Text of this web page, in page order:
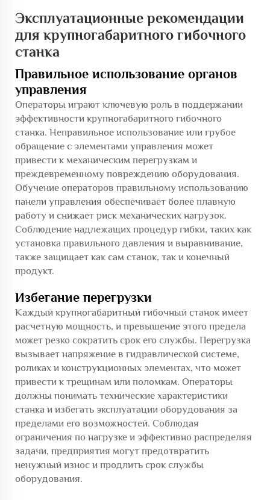
Эксплуатационные рекомендации
для крупногабаритного гибочного
станка
Правильное использование органов
управления
Операторы играют ключевую роль в поддержании
эффективности крупногабаритного гибочного
станка. Неправильное использование или грубое
обращение с элементами управления может
привести к механическим перегрузкам и
преждевременному повреждению оборудования.
Обучение операторов правильному использованию
панели управления обеспечивает более плавную
работу и снижает риск механических нагрузок.
Соблюдение надлежащих процедур гибки, таких как
установка правильного давления и выравнивание,
также защищает как сам станок, так и конечный
продукт.
Избегание перегрузки
Каждый крупногабаритный гибочный станок имеет
расчетную мощность, и превышение этого предела
может резко сократить срок его службы. Перегрузка
вызывает напряжение в гидравлической системе,
роликах и конструкционных элементах, что может
привести к трещинам или поломкам. Операторы
должны понимать технические характеристики
станка и избегать эксплуатации оборудования за
пределами его возможностей. Соблюдая
ограничения по нагрузке и эффективно распределяя
задачи, предприятия могут предотвратить
ненужный износ и продлить срок службы
оборудования.